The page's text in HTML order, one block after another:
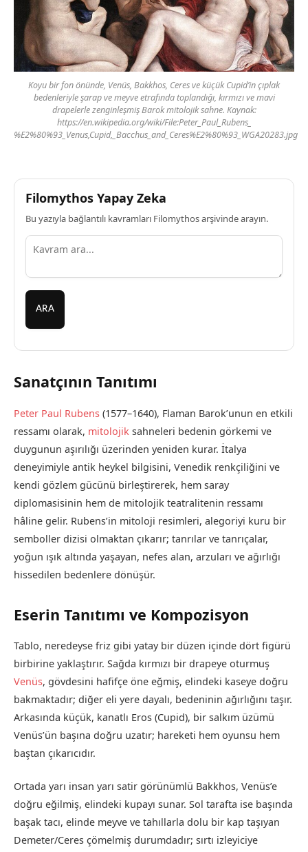
Koyu bir fon önünde, Venüs, Bakkhos, Ceres ve küçük Cupid’in çıplak
bedenleriyle şarap ve meyve etrafında toplandığı, kırmızı ve mavi
drapelerle zenginleşmiş Barok mitolojik sahne. Kaynak:
https://en.wikipedia.org/wiki/File:Peter_Paul_Rubens_
%E2%80%93_Venus,Cupid,_Bacchus_and_Ceres%E2%80%93_WGA20283.jpg
Filomythos Yapay Zeka
Bu yazıyla bağlantılı kavramları Filomythos arşivinde arayın.
ARA
Sanatçının Tanıtımı
Peter Paul Rubens (1577–1640), Flaman Barok’unun en etkili
ressamı olarak, mitolojik sahneleri bedenin görkemi ve
duygunun aşırılığı üzerinden yeniden kurar. İtalya
deneyimiyle antik heykel bilgisini, Venedik renkçiliğini ve
kendi gözlem gücünü birleştirerek, hem saray
diplomasisinin hem de mitolojik teatralitenin ressamı
hâline gelir. Rubens’in mitoloji resimleri, alegoriyi kuru bir
semboller dizisi olmaktan çıkarır; tanrılar ve tanrıçalar,
yoğun ışık altında yaşayan, nefes alan, arzuları ve ağırlığı
hissedilen bedenlere dönüşür.
Eserin Tanıtımı ve Kompozisyon
Tablo, neredeyse friz gibi yatay bir düzen içinde dört figürü
birbirine yaklaştırır. Sağda kırmızı bir drapeye oturmuş
Venüs, gövdesini hafifçe öne eğmiş, elindeki kaseye doğru
bakmaktadır; diğer eli yere dayalı, bedeninin ağırlığını taşır.
Arkasında küçük, kanatlı Eros (Cupid), bir salkım üzümü
Venüs’ün başına doğru uzatır; hareketi hem oyunsu hem
baştan çıkarıcıdır.
Ortada yarı insan yarı satir görünümlü Bakkhos, Venüs’e
doğru eğilmiş, elindeki kupayı sunar. Sol tarafta ise başında
başak tacı, elinde meyve ve tahıllarla dolu bir kap taşıyan
Demeter/Ceres çömelmiş durumdadır; sırtı izleyiciye